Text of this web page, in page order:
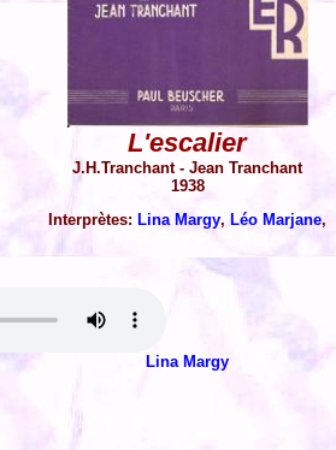
L'escalier
J.H.Tranchant - Jean Tranchant
1938
Interprètes: Lina Margy, Léo Marjane,
Lina Margy